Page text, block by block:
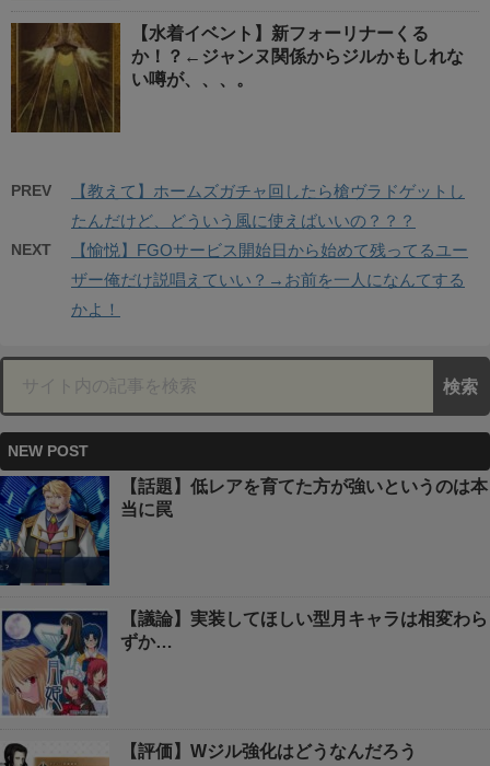
【水着イベント】新フォーリナーくる
か！？←ジャンヌ関係からジルかもしれな
い噂が、、、。
PREV
【教えて】ホームズガチャ回したら槍ヴラドゲットし
たんだけど、どういう風に使えばいいの？？？
NEXT
【愉悦】FGOサービス開始日から始めて残ってるユー
ザー俺だけ説唱えていい？→お前を一人になんてする
かよ！
NEW POST
【話題】低レアを育てた方が強いというのは本
当に罠
【議論】実装してほしい型月キャラは相変わら
ずか…
【評価】Wジル強化はどうなんだろう